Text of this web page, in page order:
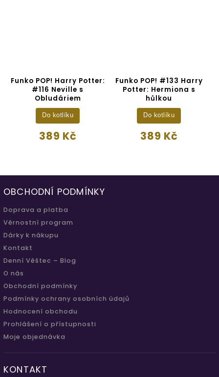
Funko POP! Harry Potter:
#116 Neville s
Obludáriem
389 Kč
Do kotlíku
Funko POP! #133 Harry
Potter: Hermiona s
hůlkou
389 Kč
Do kotlíku
OBCHODNÍ PODMÍNKY
Doprava a platba
Věrnostní program
Dárky k nákupu
Kontakt
Denní Věštec – Blog
O nás
Obchodní podmínky
Podmínky ochrany osobních údajů
Hodnocení obchodu
Prohlášení o přístupnosti
Moje objednávka
KONTAKT